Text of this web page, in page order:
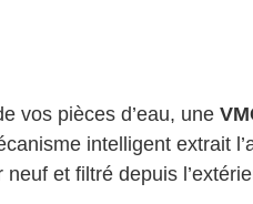
vos pièces d’eau, une
intelligent extrait
et filtré depuis